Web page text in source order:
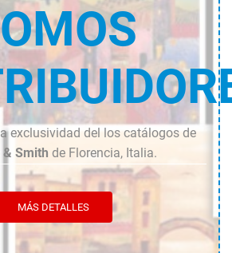
exclusividad del los catálogos de
& Smith de Florencia, Italia.
MÁS DETALLES